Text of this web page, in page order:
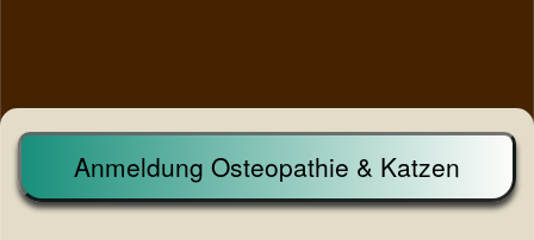
Anmeldung Osteopathie & Katzen